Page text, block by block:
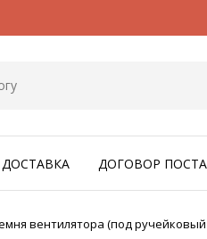
ДОГОВОР
вентилятора (под ручейковый